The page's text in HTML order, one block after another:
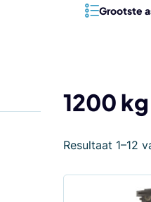
Grootste
1200 kg
Resultaat 1–12